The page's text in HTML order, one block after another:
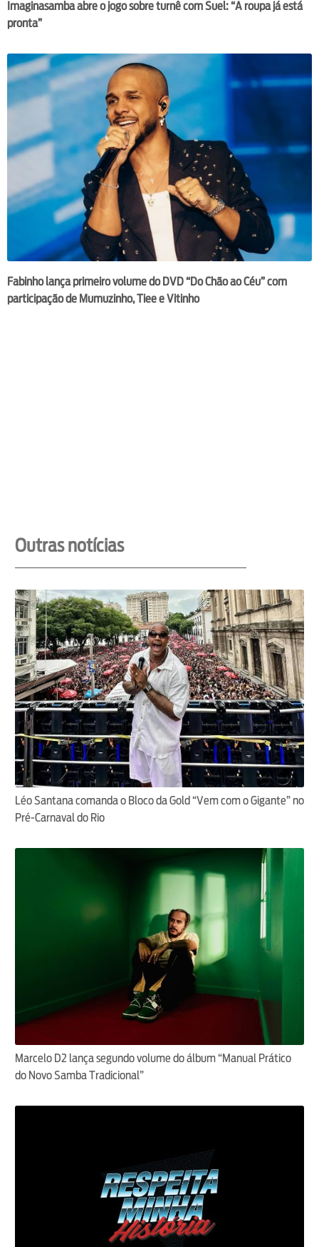
Imaginasamba abre o jogo sobre turnê com Suel: “A roupa já está
pronta”
Fabinho lança primeiro volume do DVD “Do Chão ao Céu” com
participação de Mumuzinho, Tiee e Vitinho
Outras notícias
Léo Santana comanda o Bloco da Gold “Vem com o Gigante” no
Pré-Carnaval do Rio
Marcelo D2 lança segundo volume do álbum “Manual Prático
do Novo Samba Tradicional”